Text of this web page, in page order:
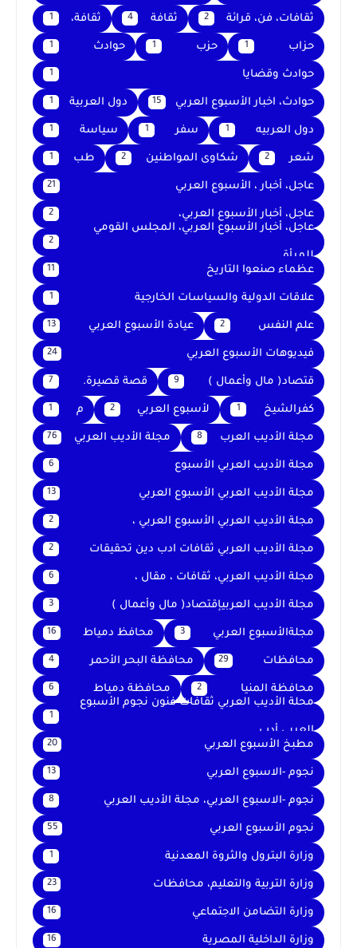
ثقافات، فن، قرائة 2 ثقافة 4 ثقافة، 1
حزاب 1 حزب 1 حوادث 1
حوادث وقضايا 1
حوادث، اخبار الأسبوع العربي 15 دول العربية 1
دول العربيه 1 سفر 1 سياسة 1
شعر 2 شكاوى المواطنين 2 طب 1
عاجل، أخبار ، الأسبوع العربي 21
عاجل، أخبار الأسبوع العربي، 2
عاجل، أخبار الأسبوع العربي، المجلس القومي
للمرأة
2
عظماء صنعوا التاريخ 11
علاقات الدولية والسياسات الخارجية 1
علم النفس 2 عيادة الأسبوع العربي 13
فيديوهات الأسبوع العربي 24
قتصاد( مال وأعمال ) 9 قصة قصيرة. 7
كفرالشيخ 1 لأسبوع العربي 2 م 1
مجلة الأديب العرب 8 مجلة الأديب العربي 76
مجلة الأديب العربي الأسبوع 6
مجلة الأديب العربي الأسبوع العربي 13
مجلة الأديب العربي الأسبوع العربي ، 2
مجلة الأديب العربي ثقافات ادب دين تحقيقات 2
مجلة الأديب العربي، ثقافات ، مقال ، 6
مجلة الأديب العربيإقتصاد( مال وأعمال ) 3
مجلةالأسبوع العربي 3 محافظ دمياط 16
محافظات 29 محافظة البحر الأحمر 4
محافظة المنيا 2 محافظة دمياط 6
محلة الأديب العربي ثقافات فنون نجوم الأسبوع
العربي أدب
1
مطبخ الأسبوع العربي 20
نجوم -الاسبوع العربي 13
نجوم -الاسبوع العربي، مجلة الأديب العربي 8
نجوم الأسبوع العربي 55
وزارة البترول والثروة المعدنية 1
وزارة التربية والتعليم، محافظات 23
وزارة التضامن الاجتماعي 16
وزارة الداخلية المصرية 16